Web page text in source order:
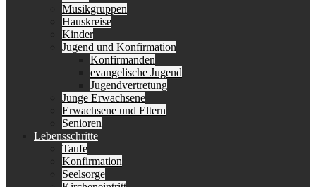
Musikgruppen
Hauskreise
Kinder
Jugend und Konfirmation
Konfirmanden
evangelische Jugend
Jugendvertretung
Junge Erwachsene
Erwachsene und Eltern
Senioren
Lebensschritte
Taufe
Konfirmation
Seelsorge